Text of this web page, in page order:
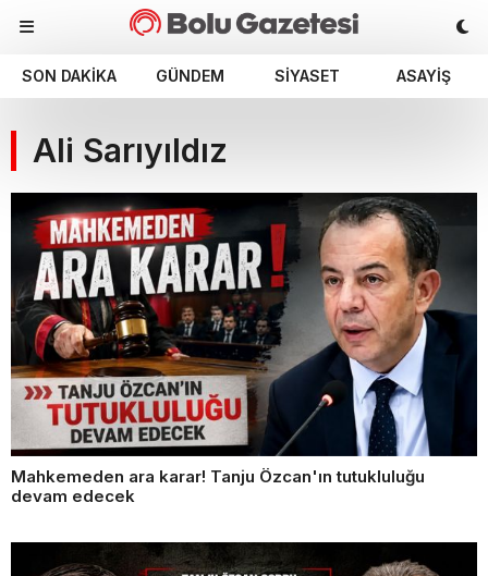
SON DAKIKA GÜNDEM SIYASET ASAYIŞ
Ali Sarıyıldız
Mahkemeden ara karar! Tanju Özcan'ın tutukluluğu
devam edecek